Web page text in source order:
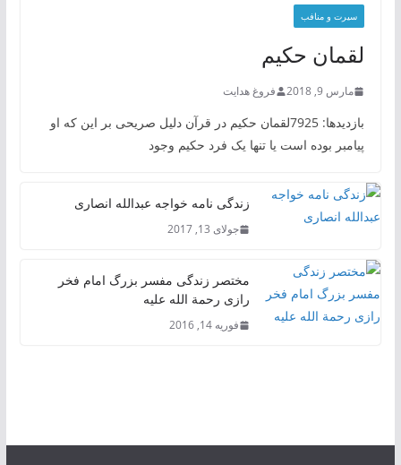
سیرت و منافب
لقمان حکیم
مارس 9, 2018 فروغ هدایت
بازدیدها: 7925لقمان حکیم در قرآن دلیل صریحی بر این که او
پیامبر بوده است یا تنها یک فرد حکیم وجود
زندگی نامه خواجه عبدالله انصاری
جولای 13, 2017
مختصر زندگی مفسر بزرگ امام فخر
رازی رحمة الله علیه
فوریه 14, 2016